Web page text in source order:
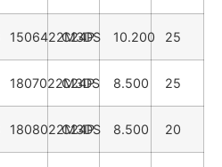
1506422M3DS
C24P 10.200 25
1807022M3DS
C24P 8.500 25
1808022M3DS
C24P 8.500 20